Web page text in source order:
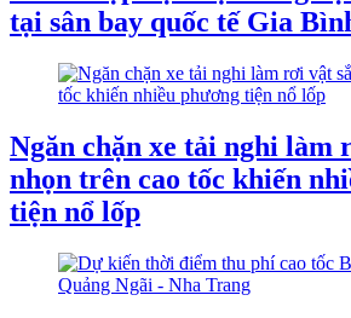
tại sân bay quốc tế Gia
Ngăn chặn xe tải nghi làm
nhọn trên cao tốc khiến
tiện nổ lốp